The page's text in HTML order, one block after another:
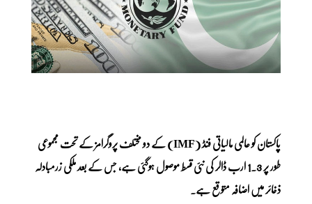
پاکستان کو عالمی مالیاتی فنڈ (IMF) کے دو مختلف پروگرامز کے تحت مجموعی
طور پر 1.3 ارب ڈالر کی نئی قسط موصول ہوگئی ہے، جس کے بعد ملکی زرمبادلہ
ذخائر میں اضافہ متوقع ہے۔